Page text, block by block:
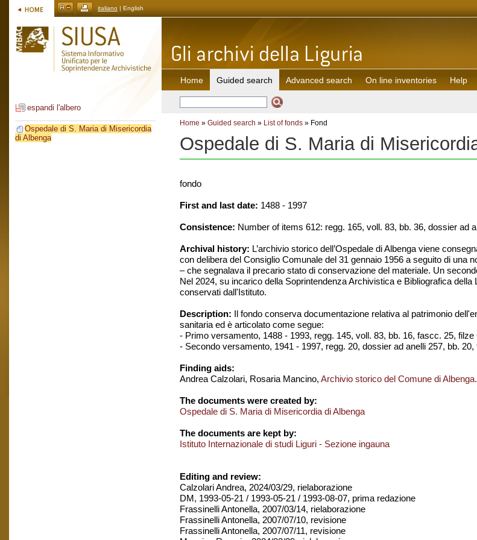
italiano | English
espandi l'albero
Ospedale di S. Maria di Misericordia
di Albenga
Home Guided search Advanced search On line inventories Help
Home » Guided search » List of fonds » Fond
Ospedale di S. Maria di
fondo
First and last date: 1488 - 1997
Consistence: Number of items 612: regg. 165, voll. 83, bb. 36, dossier ad
Archival history: L’archivio storico dell’Ospedale di Albenga viene
con delibera del Consiglio Comunale del 31 gennaio 1956 a seguito di una
– che segnalava il precario stato di conservazione del materiale. Un
Nel 2024, su incarico della Soprintendenza Archivistica e Bibliografica
conservati dall'Istituto.
Description: Il fondo conserva documentazione relativa al patrimonio
sanitaria ed è articolato come segue:
- Primo versamento, 1488 - 1993, regg. 145, voll. 83, bb. 16, fascc. 25, filze
- Secondo versamento, 1941 - 1997, regg. 20, dossier ad anelli 257, bb.
Finding aids:
Andrea Calzolari, Rosaria Mancino, Archivio storico del Comune di
The documents were created by:
Ospedale di S. Maria di Misericordia di Albenga
The documents are kept by:
Istituto Internazionale di studi Liguri - Sezione ingauna
Editing and review:
Calzolari Andrea, 2024/03/29, rielaborazione
DM, 1993-05-21 / 1993-05-21 / 1993-08-07, prima redazione
Frassinelli Antonella, 2007/03/14, rielaborazione
Frassinelli Antonella, 2007/07/10, revisione
Frassinelli Antonella, 2007/07/11, revisione